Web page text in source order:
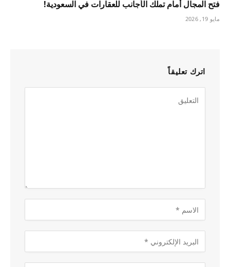
فتح المجال أمام تملك الأجانب للعقارات في السعودية!
مايو 19, 2026
اترك تعليقاً